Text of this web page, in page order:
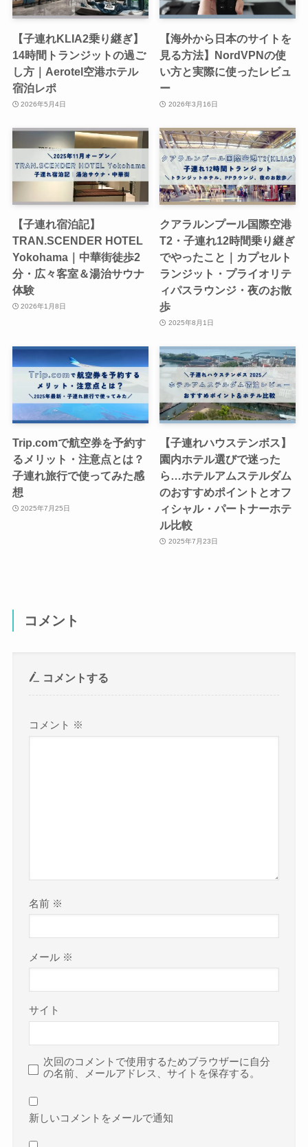
【子連れKLIA2乗り継ぎ】
14時間トランジットの過ご
し方｜Aerotel空港ホテル
宿泊レポ
2026年5月4日
【海外から日本のサイトを
見る方法】NordVPNの使
い方と実際に使ったレビュ
ー
2026年3月16日
【子連れ宿泊記】
TRAN.SCENDER HOTEL
Yokohama｜中華街徒歩2
分・広々客室＆湯治サウナ
体験
2026年1月8日
クアラルンプール国際空港
T2・子連れ12時間乗り継ぎ
でやったこと｜カプセルト
ランジット・プライオリテ
ィパスラウンジ・夜のお散
歩
2025年8月1日
Trip.comで航空券を予約す
るメリット・注意点とは？
子連れ旅行で使ってみた感
想
2025年7月25日
【子連れハウステンボス】
園内ホテル選びで迷った
ら…ホテルアムステルダム
のおすすめポイントとオフ
ィシャル・パートナーホテ
ル比較
2025年7月23日
コメント
コメントする
コメント ※
名前 ※
メール ※
サイト
次回のコメントで使用するためブラウザーに自分
の名前、メールアドレス、サイトを保存する。
新しいコメントをメールで通知